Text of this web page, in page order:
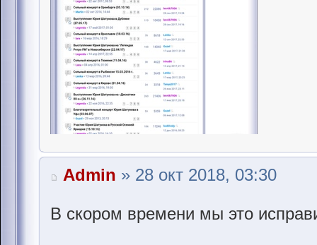
Admin » 28 окт 2018, 03:30
В скором времени мы это